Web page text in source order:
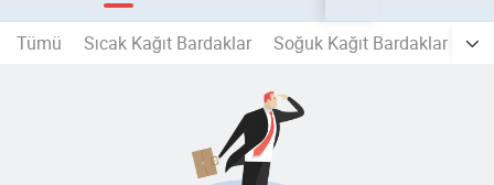
Tümü Sıcak Kağıt Bardaklar Soğuk Kağıt Bardaklar